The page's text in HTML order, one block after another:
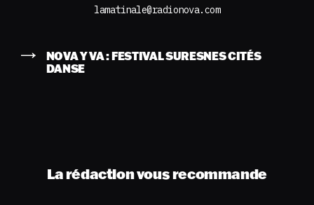
lamatinale@radionova.com
NOVA Y VA : FESTIVAL SURESNES CITÉS
DANSE
La rédaction vous recommande